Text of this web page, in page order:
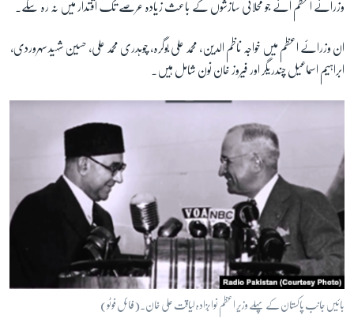
وزرائے اعظم آئے جو محلاتی سازشوں کے باعث زیادہ عرصے تک اقتدار میں نہ رہ سکے۔
ان وزرائے اعظم میں خواجہ ناظم الدین، محمد علی بوگرہ، چوہدری محمد علی، حسین شہید سہروردی،
ابراہیم اسماعیل چندریگر اور فیروز خان نون شامل ہیں۔
بائیں جانب پاکستان کے پہلے وزیر اعظم نوابزادہ لیاقت علی خان۔(فائل فوٹو)